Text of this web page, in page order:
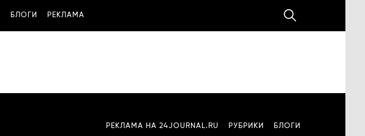
БЛОГИ РЕКЛАМА
РЕКЛАМА НА 24JOURNAL.RU РУБРИКИ БЛОГИ